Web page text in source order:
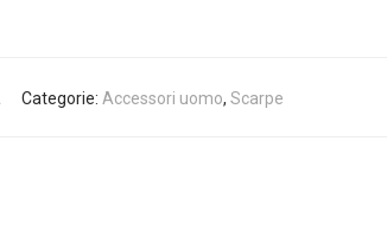
Categorie: Accessori uomo, Scarpe